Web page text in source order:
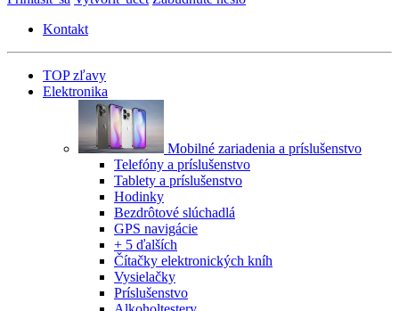
Kontakt
TOP zľavy
Elektronika
Mobilné zariadenia a príslušenstvo
Telefóny a príslušenstvo
Tablety a príslušenstvo
Hodinky
Bezdrôtové slúchadlá
GPS navigácie
+ 5 ďalších
Čítačky elektronických kníh
Vysielačky
Príslušenstvo